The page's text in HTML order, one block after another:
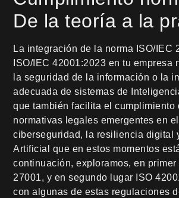
De la teoría a la
La integración de la norma ISO/IEC
ISO/IEC 42001:2023 en tu empresa
la seguridad de la información o la
adecuada de sistemas de
que también facilita el cumplimiento
normativas legales emergentes en
ciberseguridad, la resiliencia digital
Artificial que en estos momentos
continuación, exploramos, en primer
27001, y en segundo lugar ISO
con algunas de estas regulaciones